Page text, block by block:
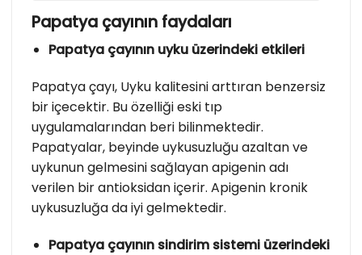
Papatya çayının faydaları
Papatya çayının uyku üzerindeki etkileri
Papatya çayı, Uyku kalitesini arttıran benzersiz
bir içecektir. Bu özelliği eski tıp
uygulamalarından beri bilinmektedir.
Papatyalar, beyinde uykusuzluğu azaltan ve
uykunun gelmesini sağlayan apigenin adı
verilen bir antioksidan içerir. Apigenin kronik
uykusuzluğa da iyi gelmektedir.
Papatya çayının sindirim sistemi üzerindeki